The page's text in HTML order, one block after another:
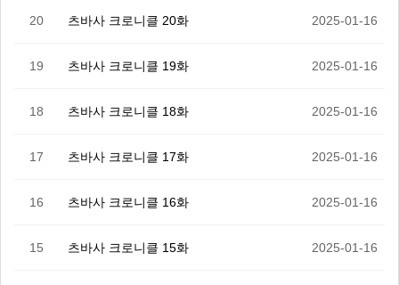
20 츠바사 크로니클 20화 2025-01-16
19 츠바사 크로니클 19화 2025-01-16
18 츠바사 크로니클 18화 2025-01-16
17 츠바사 크로니클 17화 2025-01-16
16 츠바사 크로니클 16화 2025-01-16
15 츠바사 크로니클 15화 2025-01-16